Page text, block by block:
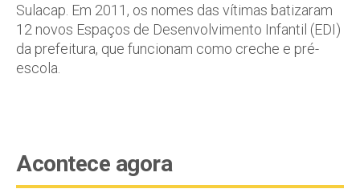
Sulacap. Em 2011, os nomes das vítimas batizaram
12 novos Espaços de Desenvolvimento Infantil (EDI)
da prefeitura, que funcionam como creche e pré-
escola.
Acontece agora